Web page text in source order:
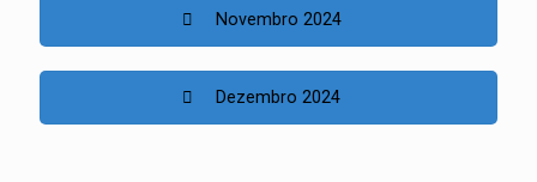
Novembro 2024
Dezembro 2024